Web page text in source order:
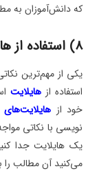
که دانش‌آموزان به
8) استفاده از هایلایت
یکی از مهم‌ترین
استفاده از هایلایت
خود از
نویسی با نکاتی
یک هایلایت جدا
می‌کنید آن مطالب را